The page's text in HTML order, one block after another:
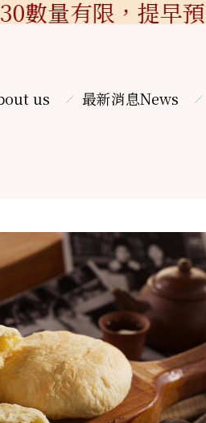
數量有限，提早預
us 最新消息News